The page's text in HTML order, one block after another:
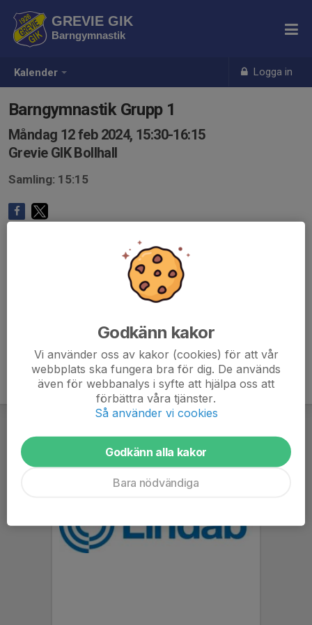
Kalender Logga in
GREVIE GIK
Barngymnastik
Barngymnastik Grupp 1
Måndag 12 feb 2024, 15:30-16:15
Grevie GIK Bollhall
Samling: 15:15
Godkänn kakor
Vi använder oss av kakor (cookies) för att vår
webbplats ska fungera bra för dig. De används
även för webbanalys i syfte att hjälpa oss att
förbättra våra tjänster.
Så använder vi cookies
Godkänn alla kakor
Bara nödvändiga